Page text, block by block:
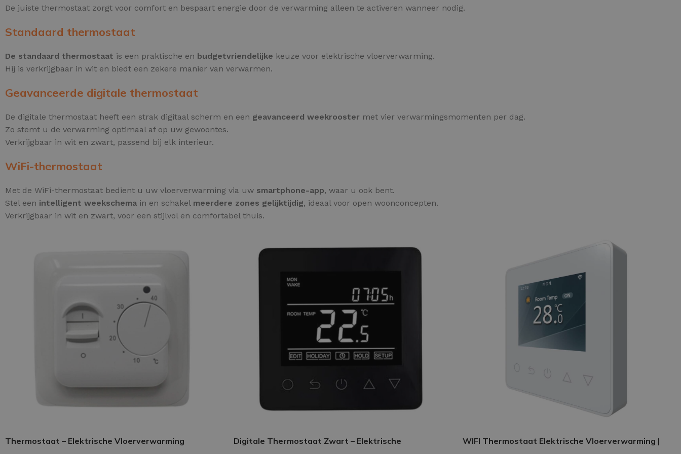
De juiste thermostaat zorgt voor comfort en bespaart energie door de verwarming alleen te activeren wanneer nodig.
Standaard thermostaat
De standaard thermostaat is een praktische en budgetvriendelijke keuze voor elektrische vloerverwarming.
Hij is verkrijgbaar in wit en biedt een zekere manier van verwarmen.
Geavanceerde digitale thermostaat
De digitale thermostaat heeft een strak digitaal scherm en een geavanceerd weekrooster met vier verwarmingsmomenten per dag.
Zo stemt u de verwarming optimaal af op uw gewoontes.
Verkrijgbaar in wit en zwart, passend bij elk interieur.
WiFi-thermostaat
Met de WiFi-thermostaat bedient u uw vloerverwarming via uw smartphone-app, waar u ook bent.
Stel een intelligent weekschema in en schakel meerdere zones gelijktijdig, ideaal voor open woonconcepten.
Verkrijgbaar in wit en zwart, voor een stijlvol en comfortabel thuis.
Thermostaat – Elektrische Vloerverwarming
Digitale Thermostaat Zwart – Elektrische
WIFI Thermostaat Elektrische Vloerverwarming |